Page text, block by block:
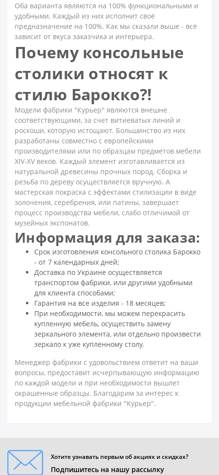
Оба варианта являются на 100% функциональными и
удобными. Каждый из них исполнит своё
предназначение на 100%. Как мы сказали выше - всё
зависит от вкуса заказчика и интерьера.
Почему консольные
столики относят к
стилю Барокко?!
Модели фабрики "Курьер" являются внешне
соответствующими, за счет витиеватых линий и
роскоши, которую истощают. Большинство из них
разработаны совместно с европейскими
производителями или по образцам предметов мебели
XIV-XV веков. Каждый элемент изготавливается из
натуральной древесины прочных пород. Сборка и
резьба по дереву осуществляется вручную. А
мастерская покраска с эффектами стилизации в виде
золочения, серебрения, или патины, завершает
процесс производства мебели, слабо отличимой от
музейных экспонатов.
Информация для заказа:
Срок изготовления консольного столика Барокко
- от 7 календарных дней;
Доставка по Украине осуществляется
транспортом фабрики, или другими удобными
для клиента способами;
Гарантия на все изделия - 18 месяцев;
При необходимости, мы можем перекрасить
купленную мебель, осуществить замену
зеркального элемента, или отдельно произвести
зеркало к уже купленному столу.
Менеджер фабрики с удовольствием ответит на ваши
вопросы, предоставит исчерпывающую информацию
по каждой модели и при необходимости вышлет
окрашенные образцы. Благодарим за интерес к
продукции мебельной фабрики "Курьер".
Хотите узнавать первым об акциях и скидках?
Подпишитесь на нашу рассылку